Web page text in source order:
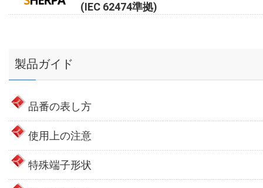
(IEC 62474準拠)
製品ガイド
品番の表し方
使用上の注意
特殊端子形状